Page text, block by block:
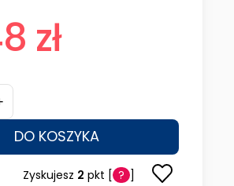
zł
DO KOSZYKA
Zyskujesz 2 pkt [ ? ]